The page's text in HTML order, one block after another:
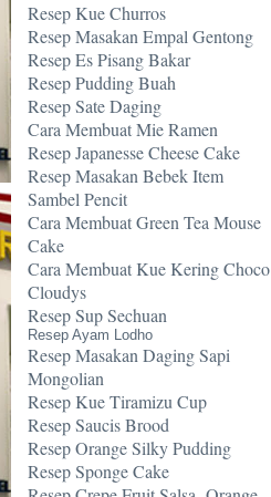
Resep Kue Churros
Resep Masakan Empal Gentong
Resep Es Pisang Bakar
Resep Pudding Buah
Resep Sate Daging
Cara Membuat Mie Ramen
Resep Japanesse Cheese Cake
Resep Masakan Bebek Item
Sambel Pencit
Cara Membuat Green Tea Mouse
Cake
Cara Membuat Kue Kering Choco
Cloudys
Resep Sup Sechuan
Resep Ayam Lodho
Resep Masakan Daging Sapi
Mongolian
Resep Kue Tiramizu Cup
Resep Saucis Brood
Resep Orange Silky Pudding
Resep Sponge Cake